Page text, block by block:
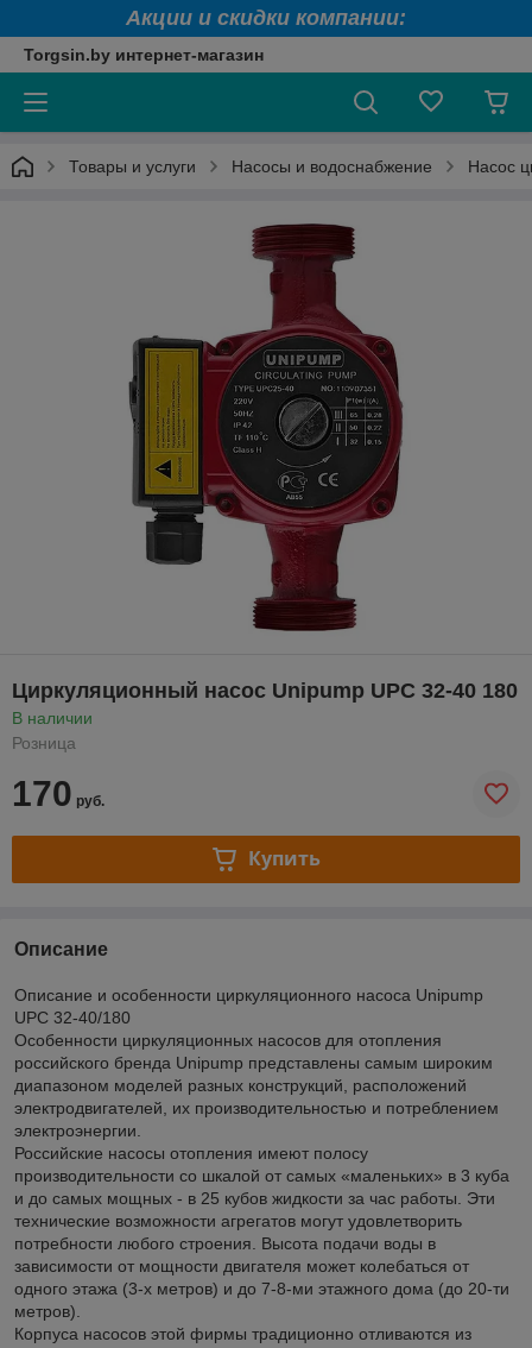
Акции и скидки компании:
Torgsin.by интернет-магазин
Товары и услуги Насосы и водоснабжение Насос
Циркуляционный насос Unipump UPC 32-40 180
В наличии
Розница
170 руб.
Купить
Описание
Описание и особенности циркуляционного насоса Unipump
UPC 32-40/180
Особенности циркуляционных насосов для отопления
российского бренда Unipump представлены самым широким
диапазоном моделей разных конструкций, расположений
электродвигателей, их производительностью и потреблением
электроэнергии.
Российские насосы отопления имеют полосу
производительности со шкалой от самых «маленьких» в 3 куба
и до самых мощных - в 25 кубов жидкости за час работы. Эти
технические возможности агрегатов могут удовлетворить
потребности любого строения. Высота подачи воды в
зависимости от мощности двигателя может колебаться от
одного этажа (3-х метров) и до 7-8-ми этажного дома (до 20-ти
метров).
Корпуса насосов этой фирмы традиционно отливаются из